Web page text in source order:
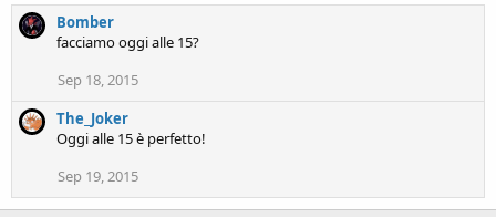
Bomber
facciamo oggi alle 15?
Sep 18, 2015
The_Joker
Oggi alle 15 è perfetto!
Sep 19, 2015